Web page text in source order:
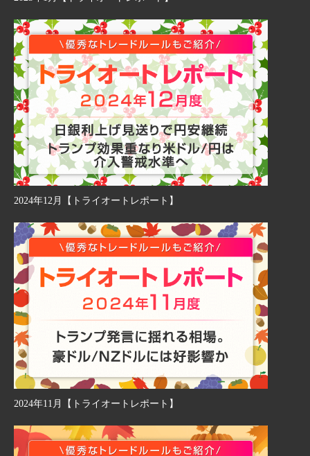
2024年12月【トライオートレポート】
2024年11月【トライオートレポート】